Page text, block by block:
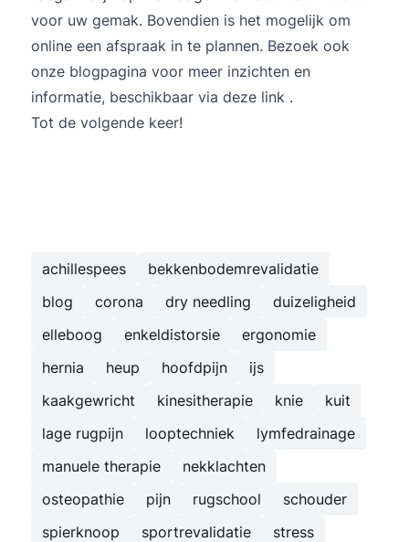
voor uw gemak. Bovendien is het mogelijk om
online een afspraak in te plannen. Bezoek ook
onze blogpagina voor meer inzichten en
informatie, beschikbaar via deze link .
Tot de volgende keer!
achillespees
bekkenbodemrevalidatie
blog
corona dry needling
duizeligheid
elleboog
enkeldistorsie
ergonomie
hernia
heup hoofdpijn
ijs
kaakgewricht
kinesitherapie knie
kuit
lage rugpijn
looptechniek
lymfedrainage
manuele therapie
nekklachten
osteopathie
pijn rugschool
schouder
spierknoop
sportrevalidatie
stress